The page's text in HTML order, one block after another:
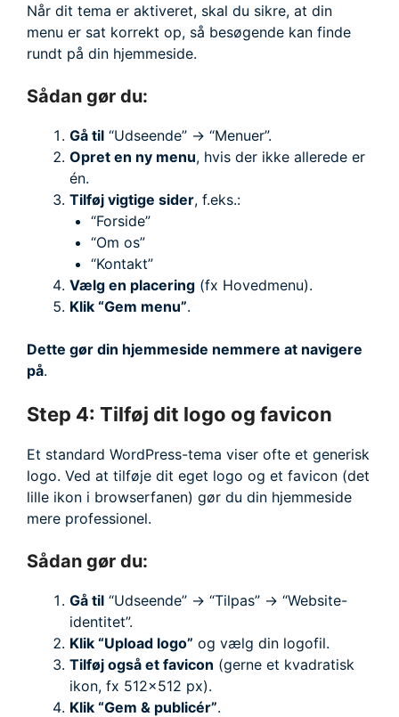
Når dit tema er aktiveret, skal du sikre, at din
menu er sat korrekt op, så besøgende kan finde
rundt på din hjemmeside.
Sådan gør du:
Gå til “Udseende” → “Menuer”.
Opret en ny menu, hvis der ikke allerede er
én.
Tilføj vigtige sider, f.eks.:
“Forside”
“Om os”
“Kontakt”
Vælg en placering (fx Hovedmenu).
Klik “Gem menu”.
Dette gør din hjemmeside nemmere at navigere
på.
Step 4: Tilføj dit logo og favicon
Et standard WordPress-tema viser ofte et generisk
logo. Ved at tilføje dit eget logo og et favicon (det
lille ikon i browserfanen) gør du din hjemmeside
mere professionel.
Sådan gør du:
Gå til “Udseende” → “Tilpas” → “Website-
identitet”.
Klik “Upload logo” og vælg din logofil.
Tilføj også et favicon (gerne et kvadratisk
ikon, fx 512×512 px).
Klik “Gem & publicér”.